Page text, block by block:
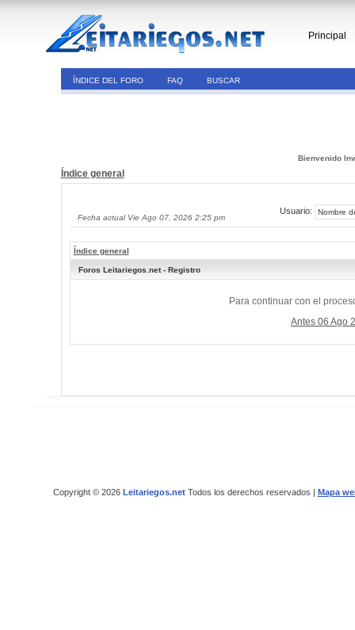
Principal
ÍNDICE DEL FORO FAQ BUSCAR
Bienvenido
Índice general
Fecha actual Vie Ago 07, 2026 2:25 pm
Usuario:
Índice general
Foros Leitariegos.net - Registro
Para continuar con el
Antes 06 Ago
Copyright © 2026 Leitariegos.netTodos los derechos reservados | Mapa